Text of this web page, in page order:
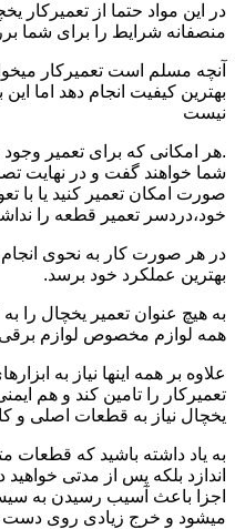
در این مواد حتما از تعمیرکار
منصفانه شرایط را برای شما
آنچه مسلم است تعمیرکار
بهترین کیفیت انجام دهد اما
نیست
.هر امکانی که برای تعمیر
شما خواهند گفت و در نهایت
صورت امکان تعمیر کنید یا با
خود،دردسر تعمیر قطعه را
در هر صورت کار به نحوی
بهترین عملکرد خود برسد.
به هیچ عنوان تعمیر یخچال را
همه لوازم مخصوص لوازم برقی
علاوه بر همه اینها نیاز به
تعمیرکار را تامین کند و هم
یخچال نیاز به قطعات اصلی و
به یاد داشته باشید که قطعات
اندازد بلکه پس از مدتی
اجزا باعث آسیب رسیدن به
میشود و خرج زیادی روی دست